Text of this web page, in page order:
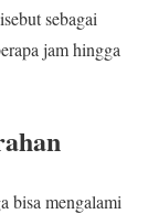
sebagai
jam hingga
bisa mengalami